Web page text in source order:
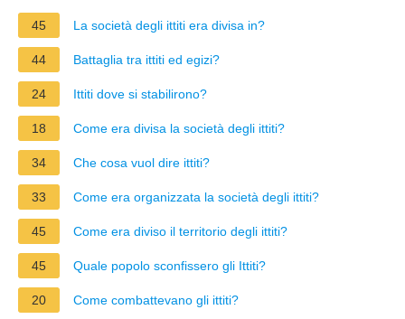
45 La società degli ittiti era divisa in?
44 Battaglia tra ittiti ed egizi?
24 Ittiti dove si stabilirono?
18 Come era divisa la società degli ittiti?
34 Che cosa vuol dire ittiti?
33 Come era organizzata la società degli ittiti?
45 Come era diviso il territorio degli ittiti?
45 Quale popolo sconfissero gli Ittiti?
20 Come combattevano gli ittiti?